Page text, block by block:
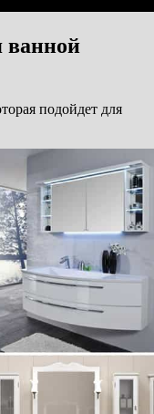
ванной
подойдет для